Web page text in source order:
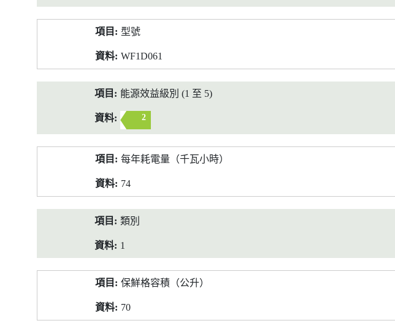
型號
WF1D061
能源效益級別 (1 至 5)
2
每年耗電量（千瓦小時）
74
類別
1
保鮮格容積（公升）
70